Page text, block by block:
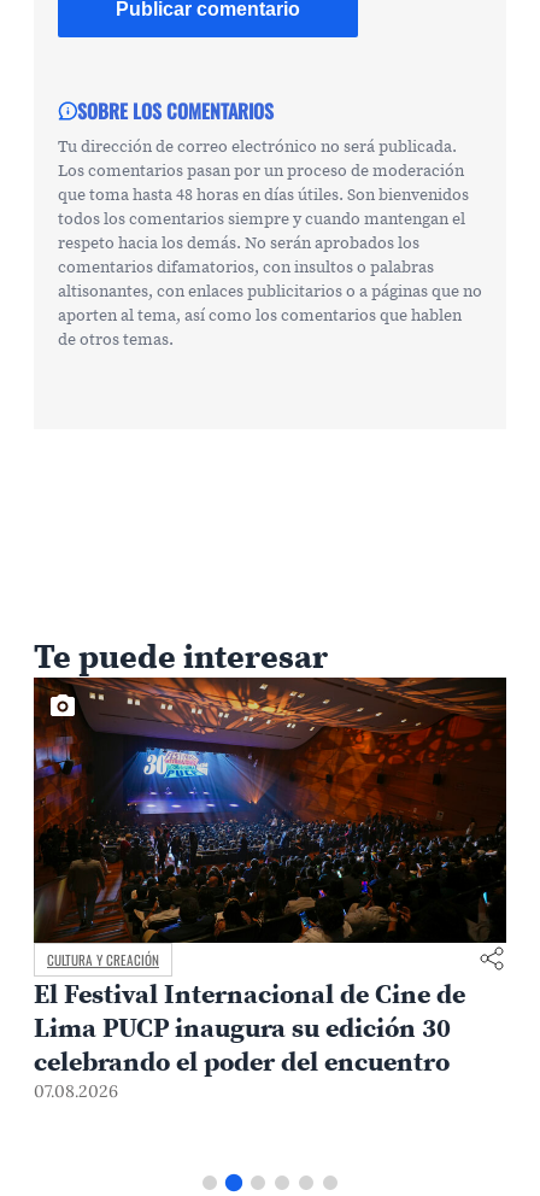
SOBRE LOS COMENTARIOS
Tu dirección de correo electrónico no será publicada.
Los comentarios pasan por un proceso de moderación
que toma hasta 48 horas en días útiles. Son bienvenidos
todos los comentarios siempre y cuando mantengan el
respeto hacia los demás. No serán aprobados los
comentarios difamatorios, con insultos o palabras
altisonantes, con enlaces publicitarios o a páginas que no
aporten al tema, así como los comentarios que hablen
de otros temas.
Te puede interesar
CULTURA Y CREACIÓN
El Festival Internacional de Cine de
Lima PUCP inaugura su edición 30
celebrando el poder del encuentro
07.08.2026